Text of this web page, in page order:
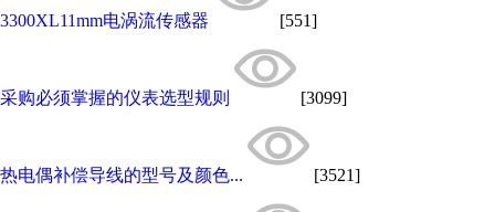
3300XL11mm电涡流传感器 [551]
采购必须掌握的仪表选型规则 [3099]
热电偶补偿导线的型号及颜色... [3521]